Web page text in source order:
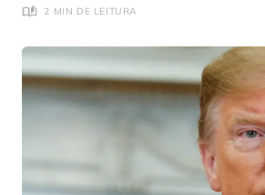
2 MIN DE LEITURA